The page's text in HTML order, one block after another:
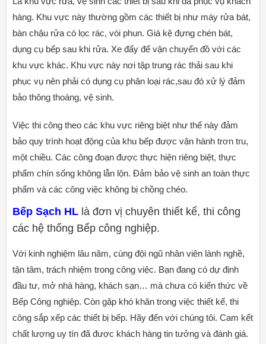
hàng. Khu vực này thường gồm các thiết bị như máy rửa bát,
bàn chậu rửa có lọc rác, vòi phun. Giá kệ đựng chén bát,
dụng cụ bếp sau khi rửa. Xe đẩy để vận chuyển đồ với các
khu vực khác. Khu vực này nơi tập trung rác thải sau khi
phục vụ nên phải có dụng cụ phân loại rác,sau đó xử lý đảm
bảo thông thoáng, vệ sinh.
Việc thi công theo các khu vực riêng biệt như thế này đảm
bảo quy trình hoạt động của khu bếp được vận hành trơn tru,
một chiều. Các công đoạn được thực hiện riêng biệt, thực
phẩm chín sống không lẫn lộn. Đảm bảo vệ sinh an toàn thực
phẩm và các công việc không bị chồng chéo.
Bếp Sạch HL là đơn vị chuyên thiết kế, thi công
các hệ thống Bếp công nghiệp.
Với kinh nghiệm lâu năm, cùng đội ngũ nhân viên lành nghề,
tận tâm, trách nhiệm trong công việc. Bạn đang có dự định
đầu tư, mở nhà hàng, khách sạn… mà chưa có kiến thức về
Bếp Công nghiệp. Còn gặp khó khăn trong việc thiết kế, thi
công sắp xếp các thiết bị bếp. Hãy đến với chúng tôi. Cam kết
chất lượng uy tín đã được khách hàng tin tưởng và đánh giá.